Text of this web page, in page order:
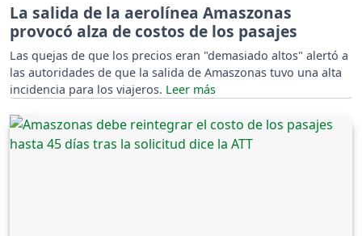
La salida de la aerolínea Amaszonas
provocó alza de costos de los pasajes
Las quejas de que los precios eran "demasiado altos" alertó a
las autoridades de que la salida de Amaszonas tuvo una alta
incidencia para los viajeros.